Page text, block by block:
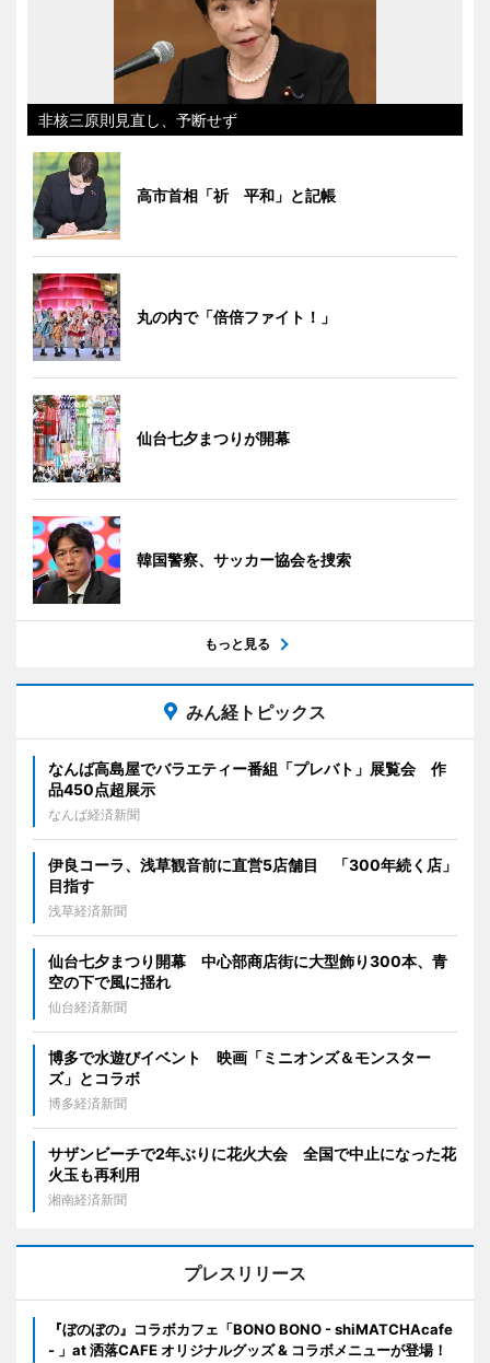
非核三原則見直し、予断せず
高市首相「祈 平和」と記帳
丸の内で「倍倍ファイト！」
仙台七夕まつりが開幕
韓国警察、サッカー協会を捜索
もっと見る
みん経トピックス
なんば高島屋でバラエティー番組「プレバト」展覧会 作
品450点超展示
なんば経済新聞
伊良コーラ、浅草観音前に直営5店舗目 「300年続く店」
目指す
浅草経済新聞
仙台七夕まつり開幕 中心部商店街に大型飾り300本、青
空の下で風に揺れ
仙台経済新聞
博多で水遊びイベント 映画「ミニオンズ＆モンスター
ズ」とコラボ
博多経済新聞
サザンビーチで2年ぶりに花火大会 全国で中止になった花
火玉も再利用
湘南経済新聞
プレスリリース
『ぼのぼの』コラボカフェ「BONO BONO - shiMATCHAcafe
- 」at 洒落CAFE オリジナルグッズ & コラボメニューが登場！